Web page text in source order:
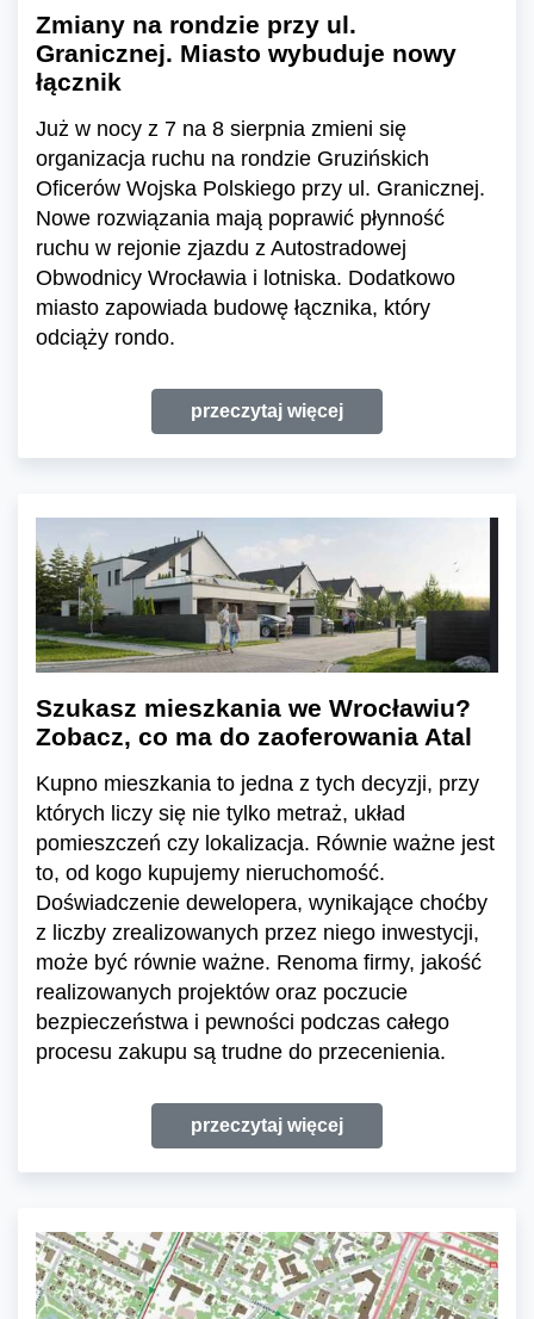
Zmiany na rondzie przy ul.
Granicznej. Miasto wybuduje nowy
łącznik
Już w nocy z 7 na 8 sierpnia zmieni się
organizacja ruchu na rondzie Gruzińskich
Oficerów Wojska Polskiego przy ul. Granicznej.
Nowe rozwiązania mają poprawić płynność
ruchu w rejonie zjazdu z Autostradowej
Obwodnicy Wrocławia i lotniska. Dodatkowo
miasto zapowiada budowę łącznika, który
odciąży rondo.
przeczytaj więcej
Szukasz mieszkania we Wrocławiu?
Zobacz, co ma do zaoferowania Atal
Kupno mieszkania to jedna z tych decyzji, przy
których liczy się nie tylko metraż, układ
pomieszczeń czy lokalizacja. Równie ważne jest
to, od kogo kupujemy nieruchomość.
Doświadczenie dewelopera, wynikające choćby
z liczby zrealizowanych przez niego inwestycji,
może być równie ważne. Renoma firmy, jakość
realizowanych projektów oraz poczucie
bezpieczeństwa i pewności podczas całego
procesu zakupu są trudne do przecenienia.
przeczytaj więcej